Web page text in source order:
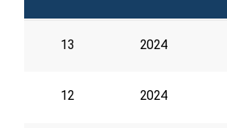
13 2024
12 2024